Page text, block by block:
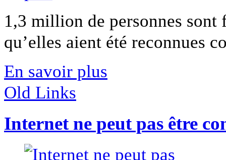
1,3 million de personnes sont
qu’elles aient été reconnues
En savoir plus
Old Links
Internet ne peut pas être